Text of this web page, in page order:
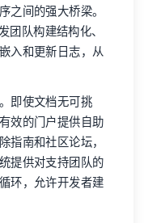
之间的强大桥梁。
队构建结构化、
入和更新日志，从
即使文档无可挑
效的门户提供自助
指南和社区论坛，
提供对支持团队的
环，允许开发者建